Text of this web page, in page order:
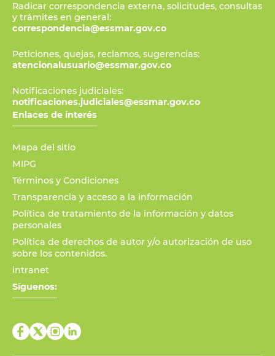
Radicar correspondencia externa, solicitudes, consultas
y trámites en general:
correspondencia@essmar.gov.co
Peticiones, quejas, reclamos, sugerencias:
atencionalusuario@essmar.gov.co
Notificaciones judiciales:
notificaciones.judiciales@essmar.gov.co
Enlaces de interés
Mapa del sitio
MIPG
Términos y Condiciones
Transparencia y acceso a la información
Política de tratamiento de la información y datos
personales
Política de derechos de autor y/o autorización de uso
sobre los contenidos.
intranet
Síguenos: